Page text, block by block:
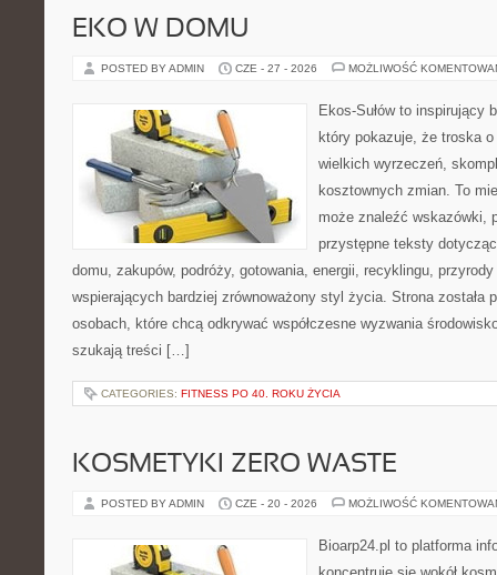
EKO W DOMU
POSTED BY ADMIN CZE - 27 - 2026 MOŻLIWOŚĆ
Ekos-Sułów to inspirujący
który pokazuje, że troska
wielkich wyrzeczeń,
kosztownych zmian. To
może znaleźć wskazówki,
przystępne teksty
domu, zakupów, podróży, gotowania, energii, recyklingu,
wspierających bardziej zrównoważony styl życia. Strona została
osobach, które chcą odkrywać współczesne wyzwania
szukają treści […]
CATEGORIES: FITNESS PO 40. ROKU ŻYCIA
KOSMETYKI ZERO WASTE
POSTED BY ADMIN CZE - 20 - 2026 MOŻLIWOŚĆ
Bioarp24.pl to platforma